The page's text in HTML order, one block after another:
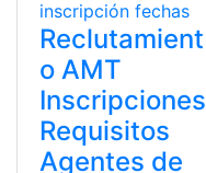
Reclutamient
o AMT
Inscripciones
Requisitos
Agentes de